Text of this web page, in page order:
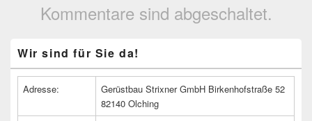
Kommentare sind abgeschaltet.
Seitenleisten
Widget-
Wir sind für Sie da!
Adresse:
Gerüstbau Strixner GmbH Birkenhofstraße 52
82140 Olching